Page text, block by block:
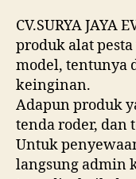
CV.SURYA
produk alat
model, tentunya
keinginan.
Adapun produk
tenda roder, dan
Untuk
langsung admin